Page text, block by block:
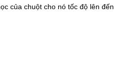
của chuột cho nó tốc độ lên đến